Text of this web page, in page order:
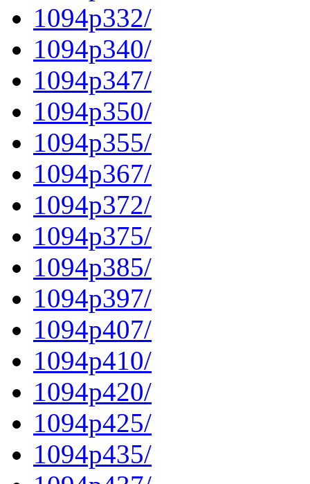
1094p332/
1094p340/
1094p347/
1094p350/
1094p355/
1094p367/
1094p372/
1094p375/
1094p385/
1094p397/
1094p407/
1094p410/
1094p420/
1094p425/
1094p435/